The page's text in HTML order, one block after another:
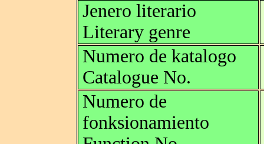
Jenero literario
Literary genre
Numero de katalogo
Catalogue No.
Numero de
fonksionamiento